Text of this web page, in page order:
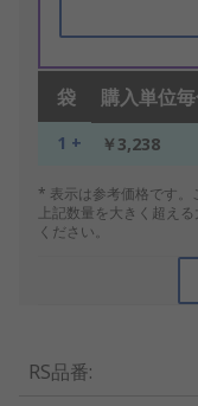
袋 購入単位
1 + ￥3,238
* 表示は参考価格です。
上記数量を大きく超え
ください。
RS品番: